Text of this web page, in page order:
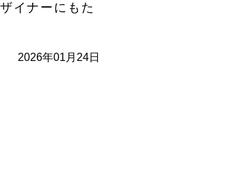
イナーにもた
2026年01月24日